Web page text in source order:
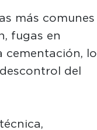
más comunes
fugas en
cementación, lo
del